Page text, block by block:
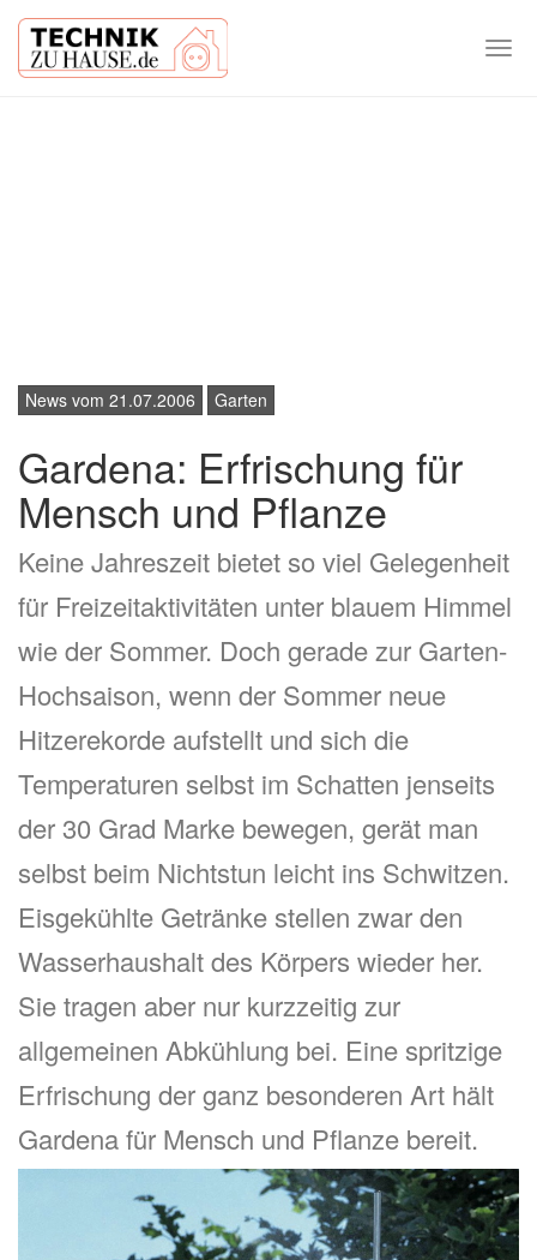
News vom 21.07.2006 Garten
Gardena: Erfrischung für
Mensch und Pflanze
Keine Jahreszeit bietet so viel Gelegenheit
für Freizeitaktivitäten unter blauem Himmel
wie der Sommer. Doch gerade zur Garten-
Hochsaison, wenn der Sommer neue
Hitzerekorde aufstellt und sich die
Temperaturen selbst im Schatten jenseits
der 30 Grad Marke bewegen, gerät man
selbst beim Nichtstun leicht ins Schwitzen.
Eisgekühlte Getränke stellen zwar den
Wasserhaushalt des Körpers wieder her.
Sie tragen aber nur kurzzeitig zur
allgemeinen Abkühlung bei. Eine spritzige
Erfrischung der ganz besonderen Art hält
Gardena für Mensch und Pflanze bereit.